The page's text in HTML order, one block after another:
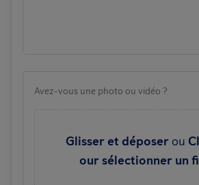
Avez-vous une photo ou vidéo ?
Glisser et déposerou
our sélectionner un